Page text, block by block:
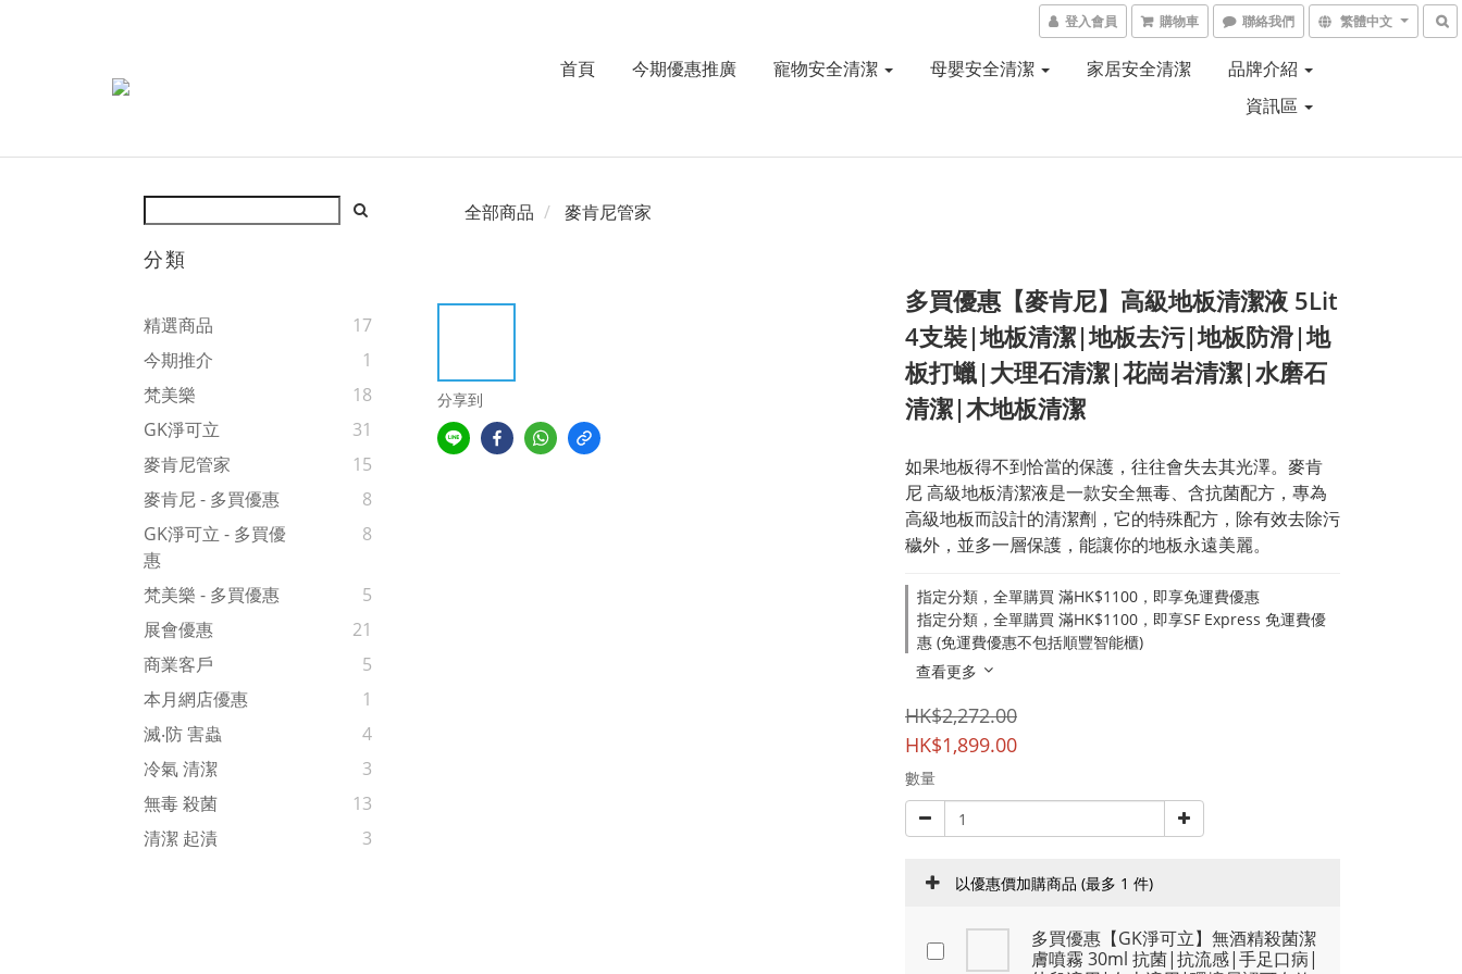
登入會員 購物車 聯絡我們 繁體中文
首頁 今期優惠推廣 寵物安全清潔 母嬰安全清潔 家居安全清潔
品牌介紹
資訊區
分類
精選商品
17
今期推介
1
梵美樂
18
GK淨可立
31
麥肯尼管家
15
麥肯尼 - 多買優惠
8
GK淨可立 - 多買優
惠
8
梵美樂 - 多買優惠
5
展會優惠
21
商業客戶
5
本月網店優惠
1
滅‧防 害蟲
4
冷氣 清潔
3
無毒 殺菌
13
清潔 起漬
3
全部商品 麥肯尼管家
分享到
多買優惠【麥肯尼】高級地板清潔液 5Lit
4支裝|地板清潔|地板去污|地板防滑|地
板打蠟|大理石清潔|花崗岩清潔|水磨石
清潔|木地板清潔
如果地板得不到恰當的保護，往往會失去其光澤。麥肯
尼 高級地板清潔液是一款安全無毒、含抗菌配方，專為
高級地板而設計的清潔劑，它的特殊配方，除有效去除污
穢外，並多一層保護，能讓你的地板永遠美麗。
指定分類，全單購買 滿HK$1100，即享免運費優惠
指定分類，全單購買 滿HK$1100，即享SF Express 免運費優
惠 (免運費優惠不包括順豐智能櫃)
查看更多
HK$2,272.00
HK$1,899.00
數量
以優惠價加購商品 (最多 1 件)
多買優惠【GK淨可立】無酒精殺菌潔
膚噴霧 30ml 抗菌|抗流感|手足口病|